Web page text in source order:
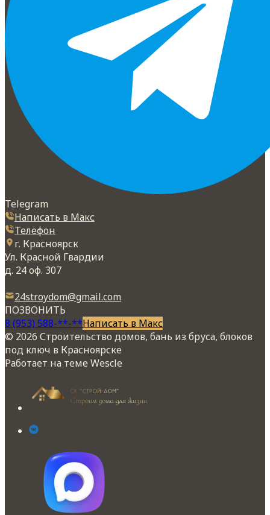
Telegram
Написать в Макс
Телефон
г. Красноярск
Ул. Красной Гвардии
д. 24 оф. 307
24stroydom@gmail.com
ПОЗВОНИТЬ
8 (953) 588-**-**Написать в Макс
© 2026 Строительство домов, бань из бруса, блоков
под ключ в Красноярске
Работает на теме Wescle